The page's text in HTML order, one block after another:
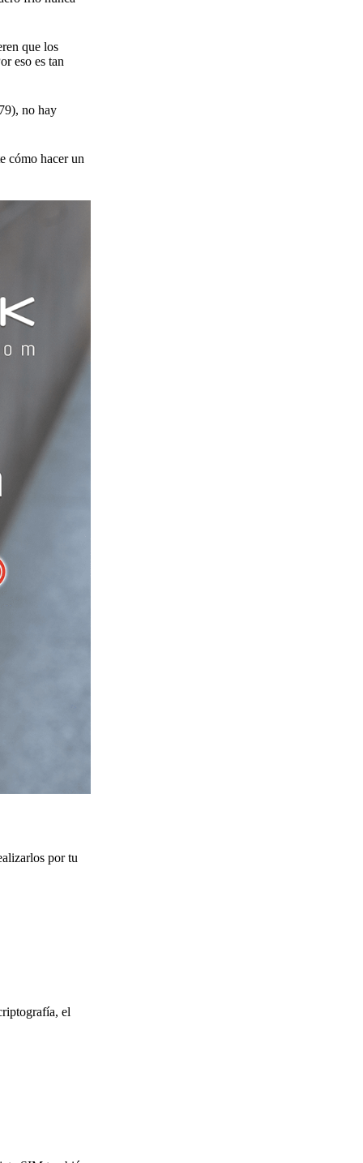
que los
eso es tan
no hay
cómo hacer un
por tu
el